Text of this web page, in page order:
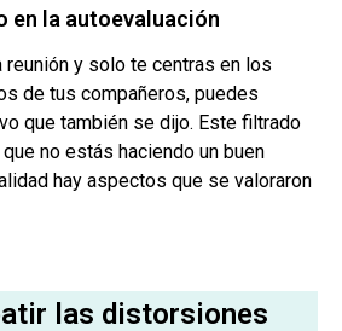
en la autoevaluación
reunión y solo te centras en los
de tus compañeros, puedes
que también se dijo. Este filtrado
no estás haciendo un buen
hay aspectos que se valoraron
las distorsiones